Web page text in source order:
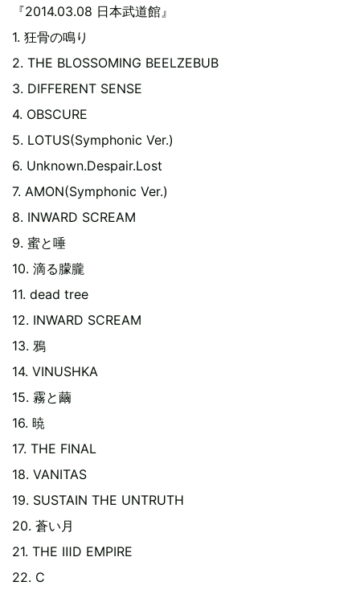
『2014.03.08 日本武道館』
1. 狂骨の鳴り
2. THE BLOSSOMING BEELZEBUB
3. DIFFERENT SENSE
4. OBSCURE
5. LOTUS(Symphonic Ver.)
6. Unknown.Despair.Lost
7. AMON(Symphonic Ver.)
8. INWARD SCREAM
9. 蜜と唾
10. 滴る朦朧
11. dead tree
12. INWARD SCREAM
13. 鴉
14. VINUSHKA
15. 霧と繭
16. 暁
17. THE FINAL
18. VANITAS
19. SUSTAIN THE UNTRUTH
20. 蒼い月
21. THE ⅢD EMPIRE
22. C